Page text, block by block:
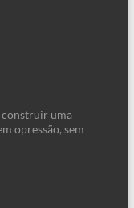
construir uma
opressão, sem